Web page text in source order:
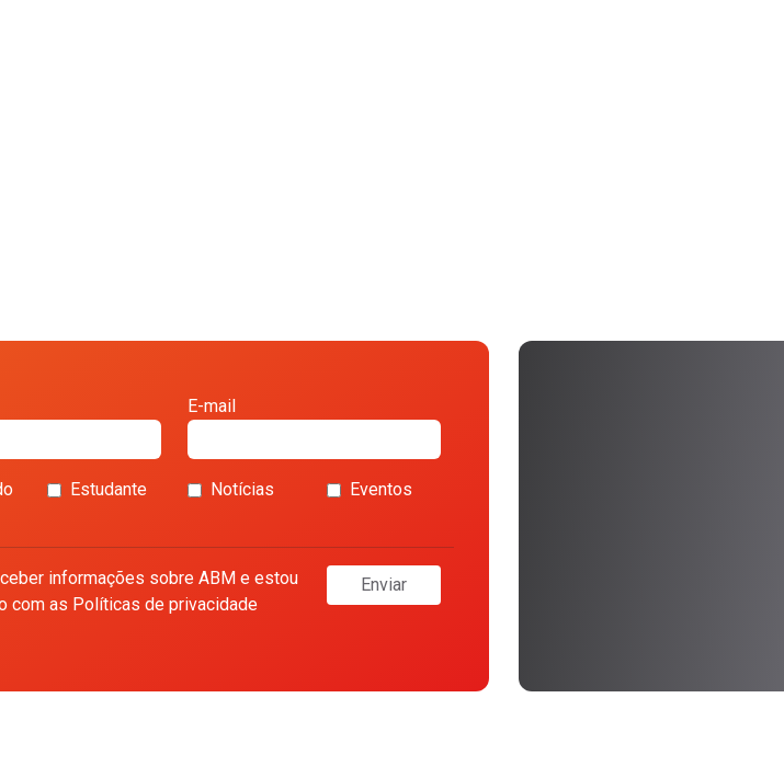
E-mail
Estudante Notícias
Eventos
informações sobre ABM e estou
com as Políticas de privacidade
Enviar